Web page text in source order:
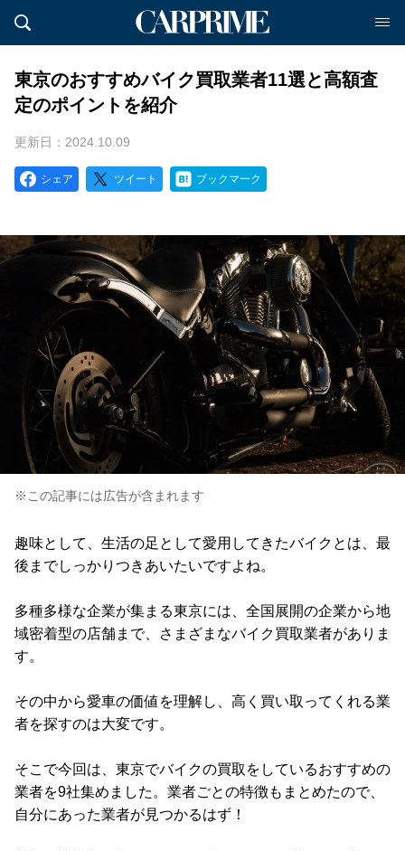
東京のおすすめバイク買取業者11選と高額査
定のポイントを紹介
更新日：2024.10.09
シェア ツイート ブックマーク
※この記事には広告が含まれます
趣味として、生活の足として愛用してきたバイクとは、最
後までしっかりつきあいたいですよね。
多種多様な企業が集まる東京には、全国展開の企業から地
域密着型の店舗まで、さまざまなバイク買取業者がありま
す。
その中から愛車の価値を理解し、高く買い取ってくれる業
者を探すのは大変です。
そこで今回は、東京でバイクの買取をしているおすすめの
業者を9社集めました。業者ごとの特徴もまとめたので、
自分にあった業者が見つかるはず！